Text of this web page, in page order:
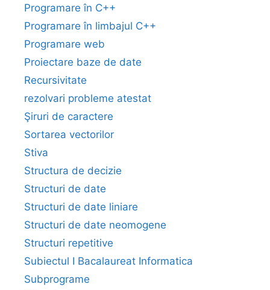
Programare în C++
Programare în limbajul C++
Programare web
Proiectare baze de date
Recursivitate
rezolvari probleme atestat
Şiruri de caractere
Sortarea vectorilor
Stiva
Structura de decizie
Structuri de date
Structuri de date liniare
Structuri de date neomogene
Structuri repetitive
Subiectul I Bacalaureat Informatica
Subprograme